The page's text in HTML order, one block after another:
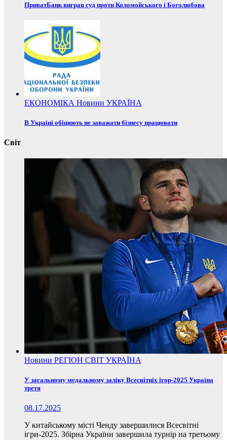
ПриватБанк виграв суд проти Коломойського і Боголюбова
ЕКОНОМІКА Новини УКРАЇНА
В Україні обіцяють не заважати бізнесу працювати
Світ
Новини РЕГІОН СВІТ УКРАЇНА
У загальному медальному заліку Всесвітніх ігор-2025 Україна
третя
08.17.2025
У китайському місті Ченду завершилися Всесвітні
ігри-2025. Збірна України завершила турнір на третьому